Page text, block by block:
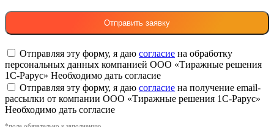
Отправляя эту форму, я даю согласие на обработку
персональных данных компанией ООО «Тиражные решения
1С-Рарус» Необходимо дать согласие
Отправляя эту форму, я даю согласие на получение email-
рассылки от компании ООО «Тиражные решения 1С-Рарус»
Необходимо дать согласие